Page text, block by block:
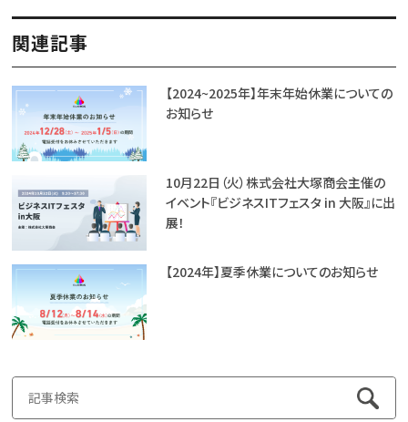
関連記事
【2024~2025年】年末年始休業についての
お知らせ
10月22日（火）株式会社大塚商会主催の
イベント『ビジネスITフェスタ in 大阪』に出
展！
【2024年】夏季休業についてのお知らせ